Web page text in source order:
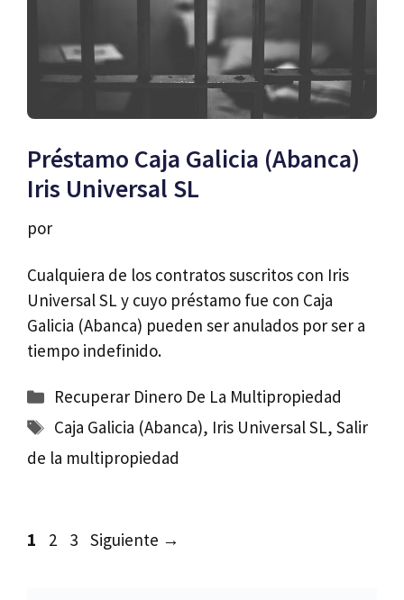
Préstamo Caja Galicia (Abanca)
Iris Universal SL
por
Cualquiera de los contratos suscritos con Iris
Universal SL y cuyo préstamo fue con Caja
Galicia (Abanca) pueden ser anulados por ser a
tiempo indefinido.
Categorías
Recuperar Dinero De La Multipropiedad
Etiquetas
Caja Galicia (Abanca), Iris Universal SL,Salir
de la multipropiedad
Página
1 Página
2 Página
3 Siguiente →